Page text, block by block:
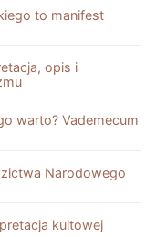
to manifest
opis i
warto? Vademecum
Narodowego
kultowej